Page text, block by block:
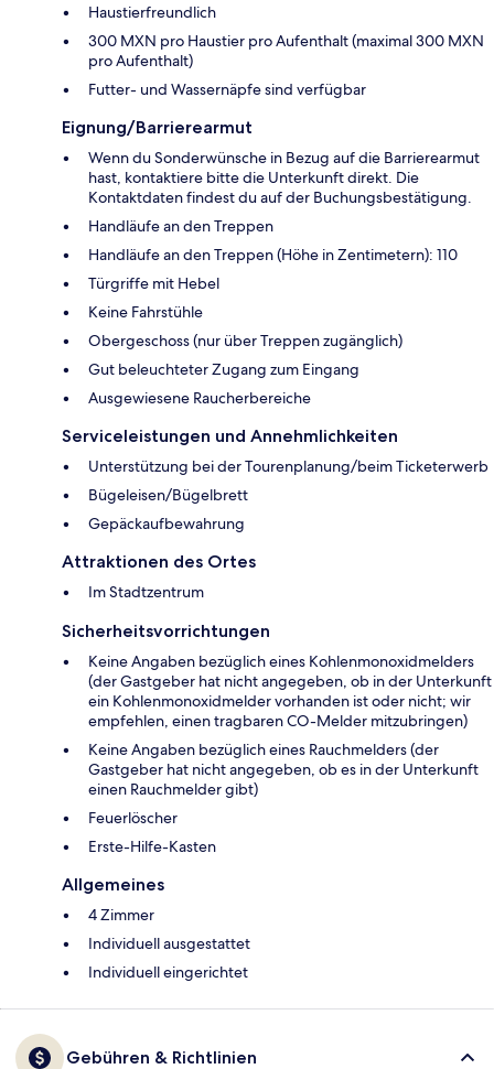
Haustierfreundlich
300 MXN pro Haustier pro Aufenthalt (maximal 300 MXN
pro Aufenthalt)
Futter- und Wassernäpfe sind verfügbar
Eignung/Barrierearmut
Wenn du Sonderwünsche in Bezug auf die Barrierearmut
hast, kontaktiere bitte die Unterkunft direkt. Die
Kontaktdaten findest du auf der Buchungsbestätigung.
Handläufe an den Treppen
Handläufe an den Treppen (Höhe in Zentimetern): 110
Türgriffe mit Hebel
Keine Fahrstühle
Obergeschoss (nur über Treppen zugänglich)
Gut beleuchteter Zugang zum Eingang
Ausgewiesene Raucherbereiche
Serviceleistungen und Annehmlichkeiten
Unterstützung bei der Tourenplanung/beim Ticketerwerb
Bügeleisen/Bügelbrett
Gepäckaufbewahrung
Attraktionen des Ortes
Im Stadtzentrum
Sicherheitsvorrichtungen
Keine Angaben bezüglich eines Kohlenmonoxidmelders
(der Gastgeber hat nicht angegeben, ob in der Unterkunft
ein Kohlenmonoxidmelder vorhanden ist oder nicht; wir
empfehlen, einen tragbaren CO-Melder mitzubringen)
Keine Angaben bezüglich eines Rauchmelders (der
Gastgeber hat nicht angegeben, ob es in der Unterkunft
einen Rauchmelder gibt)
Feuerlöscher
Ers­te-Hil­fe-Kas­ten
Allgemeines
4 Zimmer
Individuell ausgestattet
Individuell eingerichtet
Gebühren & Richtlinien